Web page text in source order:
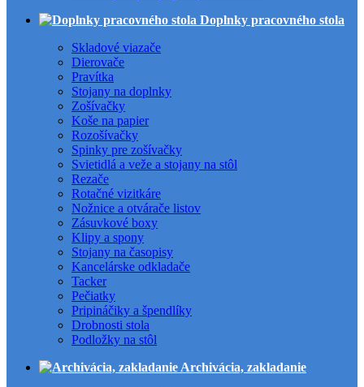
Doplnky pracovného stola
Skladové viazače
Dierovače
Pravítka
Stojany na doplnky
Zošívačky
Koše na papier
Rozošívačky
Spinky pre zošívačky
Svietidlá a veže a stojany na stôl
Rezače
Rotačné vizitkáre
Nožnice a otvárače listov
Zásuvkové boxy
Klipy a spony
Stojany na časopisy
Kancelárske odkladače
Tacker
Pečiatky
Pripináčiky a špendlíky
Drobnosti stola
Podložky na stôl
Archivácia, zakladanie